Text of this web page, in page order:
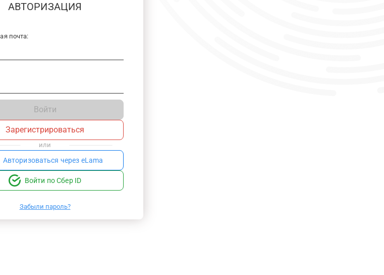
АВТОРИЗАЦИЯ
почта:
Войти
Зарегистрироваться
или
Авторизоваться через eLama
Войти по Сбер ID
Забыли пароль?